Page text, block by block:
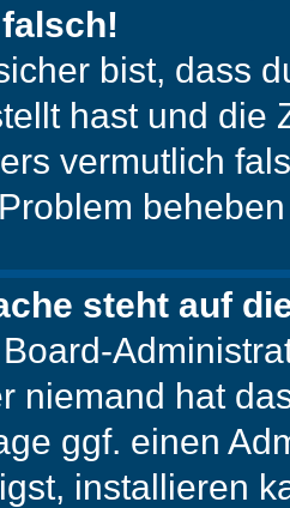
bist, dass
hast und die
vermutlich
steht auf
niemand hat
ggf. einen
installieren